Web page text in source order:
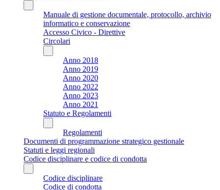
Manuale di gestione documentale, protocollo, archivio
informatico e conservazione
Accesso Civico - Direttive
Circolari
Anno 2018
Anno 2019
Anno 2020
Anno 2022
Anno 2023
Anno 2021
Statuto e Regolamenti
Regolamenti
Documenti di programmazione strategico gestionale
Statuti e leggi regionali
Codice disciplinare e codice di condotta
Codice disciplinare
Codice di condotta